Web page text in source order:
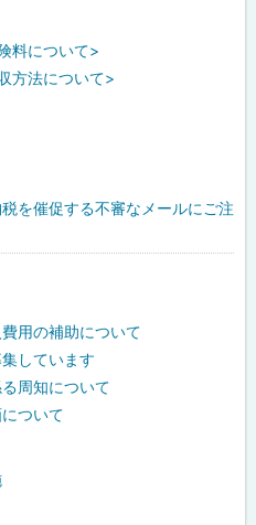
料について>
方法について>
税を催促する不審なメールにご注
用の補助について
しています
周知について
ついて